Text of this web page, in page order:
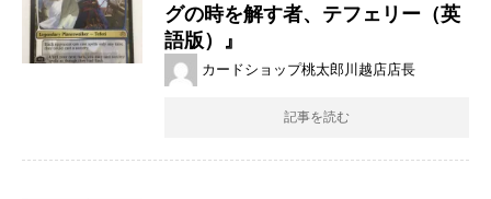
グの時を解す者、テフェリー（英
語版）』
カードショップ桃太郎川越店店長
記事を読む